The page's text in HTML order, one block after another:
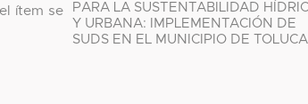
PARA LA SUSTENTABILIDAD
Y URBANA: IMPLEMENTACIÓN DE
SUDS EN EL MUNICIPIO DE TOLUCA
ítem se